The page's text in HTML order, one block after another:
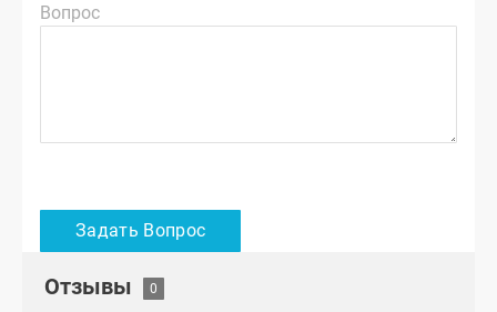
Вопрос
Отзывы